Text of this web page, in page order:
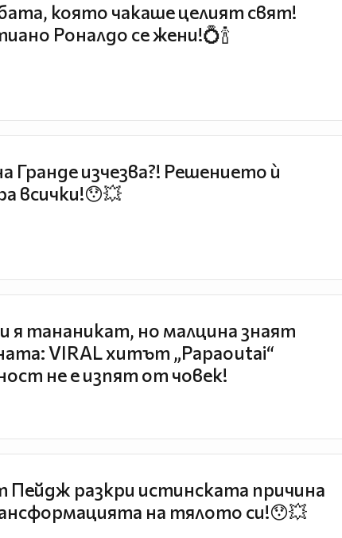
която чакаше целият свят!
Роналдо се жени!💍🍾
Гранде изчезва?! Решението ѝ
всички!😯💥
я тананикат, но малцина знаят
VIRAL хитът „Papaoutai“
не е изпят от човек!
Пейдж разкри истинската причина
на тялото си!😯💥